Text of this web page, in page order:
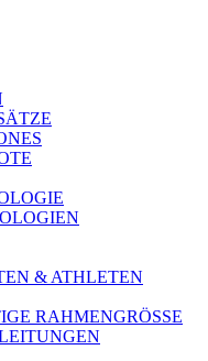
& ATHLETEN
RAHMENGRÖSSE